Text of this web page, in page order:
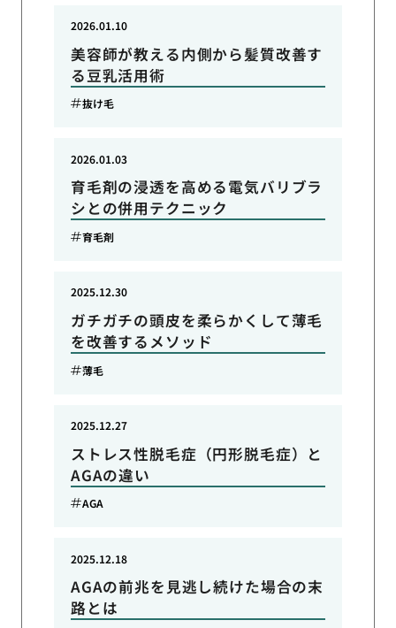
美容師が教える内側から髪質改善す
る豆乳活用術
2026.01.10
抜け毛
育毛剤の浸透を高める電気バリブラ
シとの併用テクニック
2026.01.03
育毛剤
ガチガチの頭皮を柔らかくして薄毛
を改善するメソッド
2025.12.30
薄毛
ストレス性脱毛症（円形脱毛症）と
AGAの違い
2025.12.27
AGA
AGAの前兆を見逃し続けた場合の末
路とは
2025.12.18